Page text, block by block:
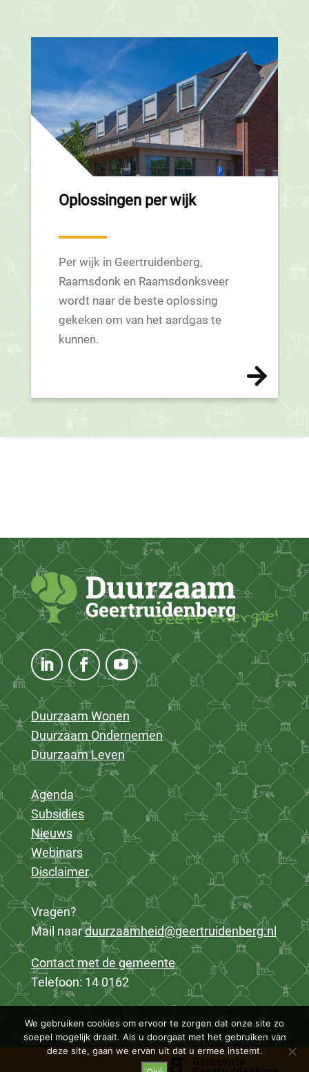
Oplossingen per wijk
Per wijk in Geertruidenberg,
Raamsdonk en Raamsdonksveer
wordt naar de beste oplossing
gekeken om van het aardgas te
kunnen.
Duurzaam Wonen
Duurzaam Ondernemen
Duurzaam Leven
Agenda
Subsidies
Nieuws
Webinars
Disclaimer
Vragen?
Mail naarduurzaamheid@geertruidenberg.nl
Contact met de gemeente
Telefoon: 14 0162
We gebruiken cookies om ervoor te zorgen dat onze site zo
soepel mogelijk draait. Als u doorgaat met het gebruiken van
deze site, gaan we ervan uit dat u ermee instemt.